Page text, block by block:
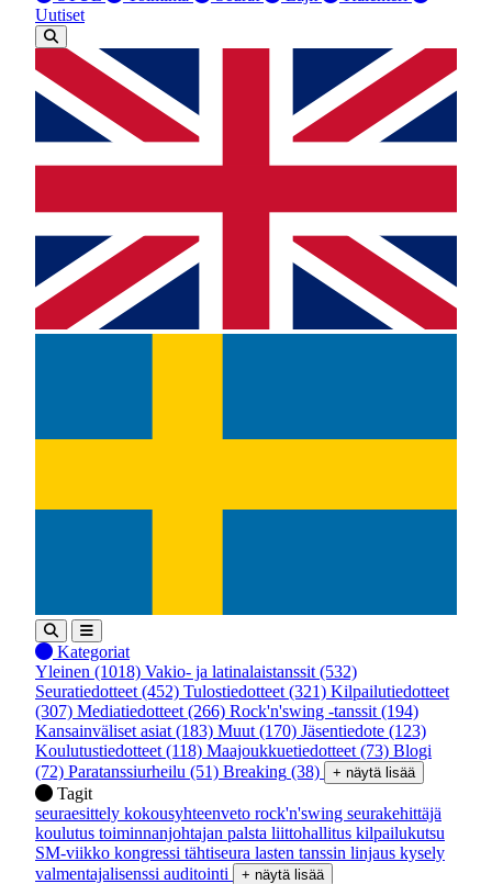
Uutiset
Kategoriat
Yleinen (1018) Vakio- ja latinalaistanssit (532)
Seuratiedotteet (452) Tulostiedotteet (321) Kilpailutiedotteet
(307) Mediatiedotteet (266) Rock'n'swing -tanssit (194)
Kansainväliset asiat (183) Muut (170) Jäsentiedote (123)
Koulutustiedotteet (118) Maajoukkuetiedotteet (73) Blogi
(72) Paratanssiurheilu (51) Breaking (38) + näytä lisää
Tagit
seuraesittely kokousyhteenveto rock'n'swing seurakehittäjä
koulutus toiminnanjohtajan palsta liittohallitus kilpailukutsu
SM-viikko kongressi tähtiseura lasten tanssin linjaus kysely
valmentajalisenssi auditointi + näytä lisää